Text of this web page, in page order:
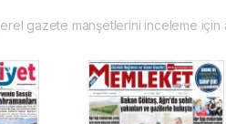
gazete manşetlerini inceleme için